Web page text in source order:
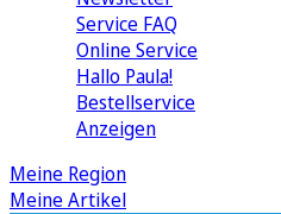
Service FAQ
Online Service
Hallo Paula!
Bestellservice
Anzeigen
Meine Region
Meine Artikel